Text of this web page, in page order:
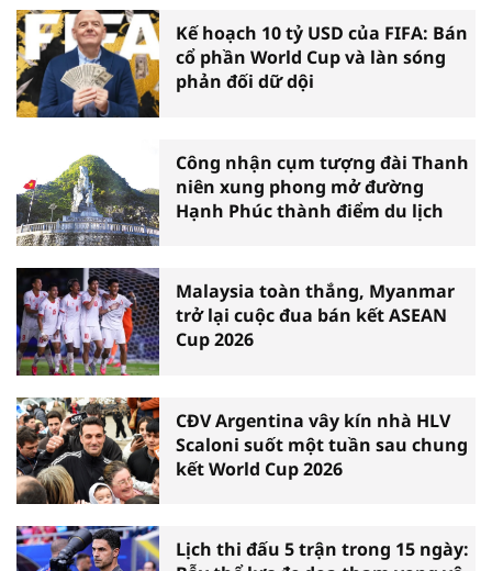
Kế hoạch 10 tỷ USD của FIFA: Bán
cổ phần World Cup và làn sóng
phản đối dữ dội
Công nhận cụm tượng đài Thanh
niên xung phong mở đường
Hạnh Phúc thành điểm du lịch
Malaysia toàn thắng, Myanmar
trở lại cuộc đua bán kết ASEAN
Cup 2026
CĐV Argentina vây kín nhà HLV
Scaloni suốt một tuần sau chung
kết World Cup 2026
Lịch thi đấu 5 trận trong 15 ngày: